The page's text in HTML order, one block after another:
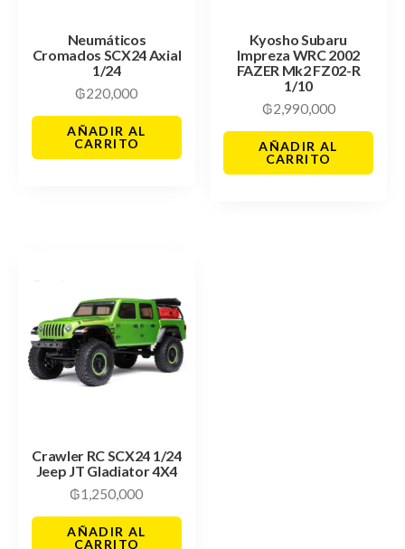
Neumáticos
Cromados SCX24 Axial
1/24
₲220,000
AÑADIR AL
CARRITO
Kyosho Subaru
Impreza WRC 2002
FAZER Mk2 FZ02-R
1/10
₲2,990,000
AÑADIR AL
CARRITO
Crawler RC SCX24 1/24
Jeep JT Gladiator 4X4
₲1,250,000
AÑADIR AL
CARRITO